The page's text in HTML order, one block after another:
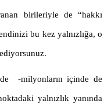
birileriyle de “hakkı
bu kez yalnızlığa, o
-milyonların içinde de
yalnızlık yanında